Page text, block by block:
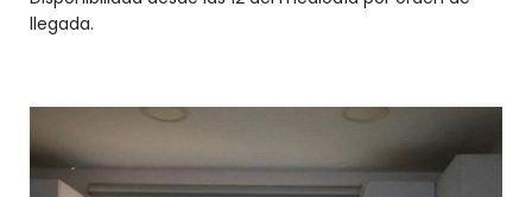
llegada.